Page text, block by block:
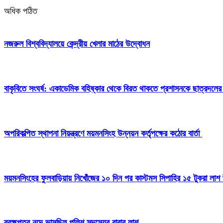
অধিক পঠিত
নজরুল বিশ্ববিদ্যালয়ে কেন্দ্রীয় খেলার মাঠের উদ্বোধন
বাকৃবিতে সংঘর্ষ: একাডেমিক বহিষ্কার থেকে বিরত থাকতে প্রশাসনকে
অপরিকল্পিত স্থাপনা নিয়ন্ত্রণে ময়মনসিংহ উন্নয়ন কর্তৃপক্ষের কঠোর বার্তা
ময়মনসিংহের ফুলবাড়িয়ায় নিখোঁজের ১০ দিন পর কাস্টমস সিপাহির ১৫ টুকরা লাশ